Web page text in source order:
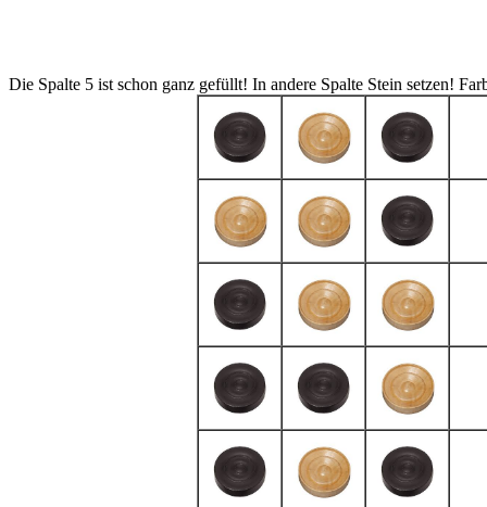
Die Spalte 5 ist schon ganz gefüllt! In andere Spalte Stein setzen!